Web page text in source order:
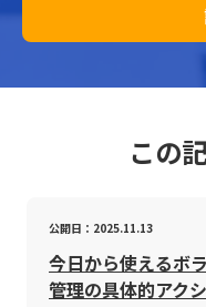
この
公開日：2025.11.13
今日から使えるボ
管理の具体的アク